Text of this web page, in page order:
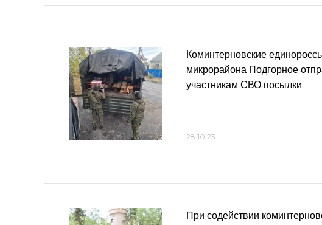
Коминтерновские
микрорайона Подгорное
участникам СВО посылки
28.10.23
При содействии